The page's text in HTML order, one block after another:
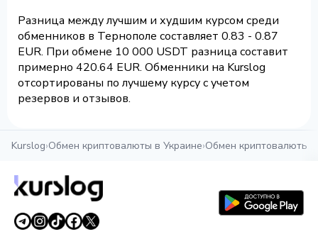
Разница между лучшим и худшим курсом среди
обменников в Тернополе составляет 0.83 - 0.87
EUR. При обмене 10 000 USDT разница составит
примерно 420.64 EUR. Обменники на Kurslog
отсортированы по лучшему курсу с учетом
резервов и отзывов.
Kurslog›Обмен криптовалюты в Украине›Обмен криптовалюты